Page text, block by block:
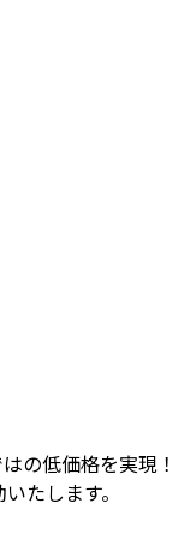
の低価格を実現！
たします。